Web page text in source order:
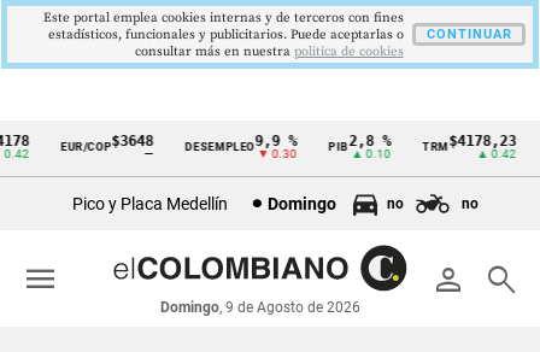
Cintillo
económicos
Colombia
EUR/COP$3648 DESEMPLEO9,9 %
▼ 0.30
2,8 %
▲ 0.10
TRM$4178,23
▲ 0.42
Pico y Placa Medellín Domingo no no
person search
Domingo, 9 de Agosto de 2026
menu
Este portal emplea cookies internas y de terceros con fines
estadísticos, funcionales y publicitarios. Puede aceptarlas o
consultar más en nuestra politica de cookies
CONTINUAR